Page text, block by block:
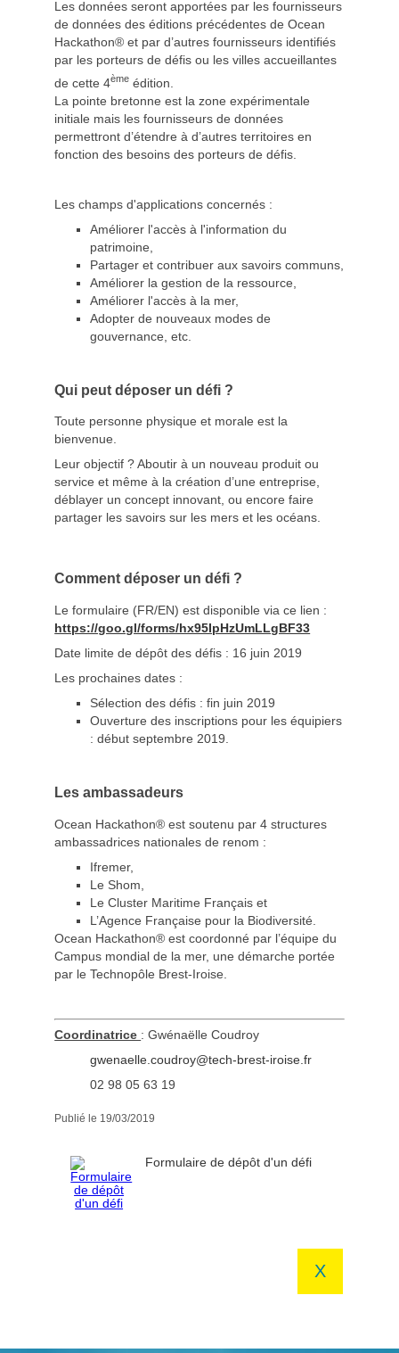
Les données seront apportées par les fournisseurs
de données des éditions précédentes de Ocean
Hackathon® et par d’autres fournisseurs identifiés
par les porteurs de défis ou les villes accueillantes
de cette 4ème édition.
La pointe bretonne est la zone expérimentale
initiale mais les fournisseurs de données
permettront d’étendre à d’autres territoires en
fonction des besoins des porteurs de défis.
Les champs d'applications concernés :
Améliorer l'accès à l'information du
patrimoine,
Partager et contribuer aux savoirs communs,
Améliorer la gestion de la ressource,
Améliorer l'accès à la mer,
Adopter de nouveaux modes de
gouvernance, etc.
Qui peut déposer un défi ?
Toute personne physique et morale est la
bienvenue.
Leur objectif ? Aboutir à un nouveau produit ou
service et même à la création d’une entreprise,
déblayer un concept innovant, ou encore faire
partager les savoirs sur les mers et les océans.
Comment déposer un défi ?
Le formulaire (FR/EN) est disponible via ce lien :
https://goo.gl/forms/hx95IpHzUmLLgBF33
Date limite de dépôt des défis : 16 juin 2019
Les prochaines dates :
Sélection des défis : fin juin 2019
Ouverture des inscriptions pour les équipiers
: début septembre 2019.
Les ambassadeurs
Ocean Hackathon® est soutenu par 4 structures
ambassadrices nationales de renom :
Ifremer,
Le Shom,
Le Cluster Maritime Français et
L’Agence Française pour la Biodiversité.
Ocean Hackathon® est coordonné par l’équipe du
Campus mondial de la mer, une démarche portée
par le Technopôle Brest-Iroise.
Coordinatrice : Gwénaëlle Coudroy
gwenaelle.coudroy@tech-brest-iroise.fr
02 98 05 63 19
Publié le 19/03/2019
Formulaire de dépôt d'un défi
X